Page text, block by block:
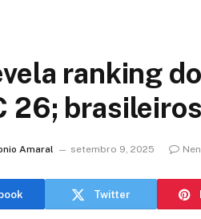
ranking
26;
Amaral setembro 9, 2025
Twitter